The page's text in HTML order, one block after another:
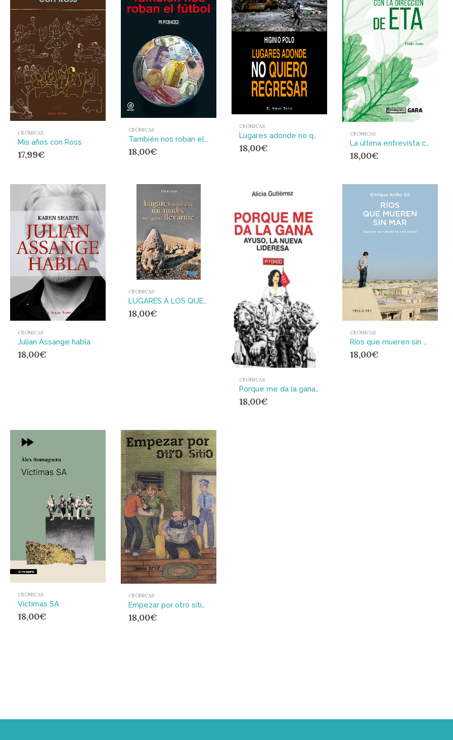
CRÓNICAS
Mis años con Ross
17,99€
CRÓNICAS
También nos roban el fútbol
18,00€
CRÓNICAS
Lugares adonde no quiero regresar
18,00€
CRÓNICAS
La última entrevista con la dirección de ETA
18,00€
CRÓNICAS
Julian Assange habla
18,00€
CRÓNICAS
LUGARES A LOS QUE MI MADRE NO QUISO LLEVARME
18,00€
CRÓNICAS
Porque me da la gana : Ayuso, la nueva lideresa
18,00€
CRÓNICAS
Ríos que mueren sin mar : Viaje por las culturas de Asia central
18,00€
CRÓNICAS
Víctimas SA
18,00€
CRÓNICAS
Empezar por otro sitio : Artículos 2017-2025
18,00€